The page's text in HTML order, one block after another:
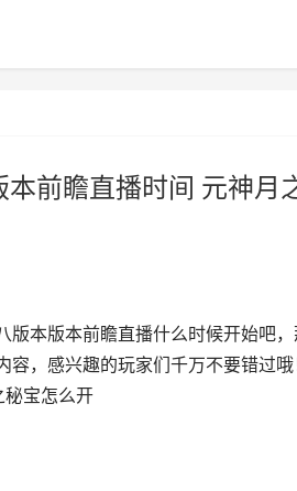
前瞻直播时间 元神月
版本版本前瞻直播什么时候开始吧，
容，感兴趣的玩家们千万不要错过哦
秘宝怎么开